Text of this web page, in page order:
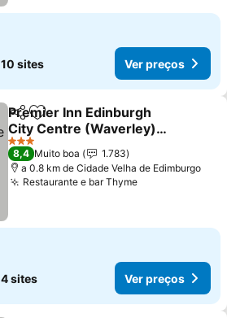
10 sites Ver preços
PartilharAdicionar aos favoritos
Premier Inn Edinburgh
City Centre (Waverley)
hotel
Ver preços
3 Estrelas
8,4 Muito boa
1.783
a 0.8 km de Cidade Velha de Edimburgo
Restaurante e bar ThymeVer preços
4 sites Ver preços